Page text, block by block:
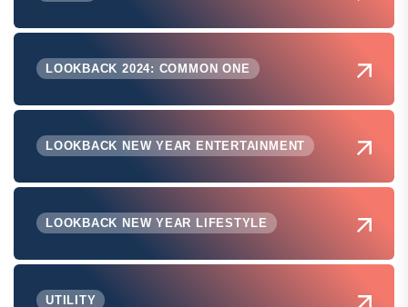
LOOKBACK 2024: COMMON ONE
LOOKBACK NEW YEAR ENTERTAINMENT
LOOKBACK NEW YEAR LIFESTYLE
UTILITY